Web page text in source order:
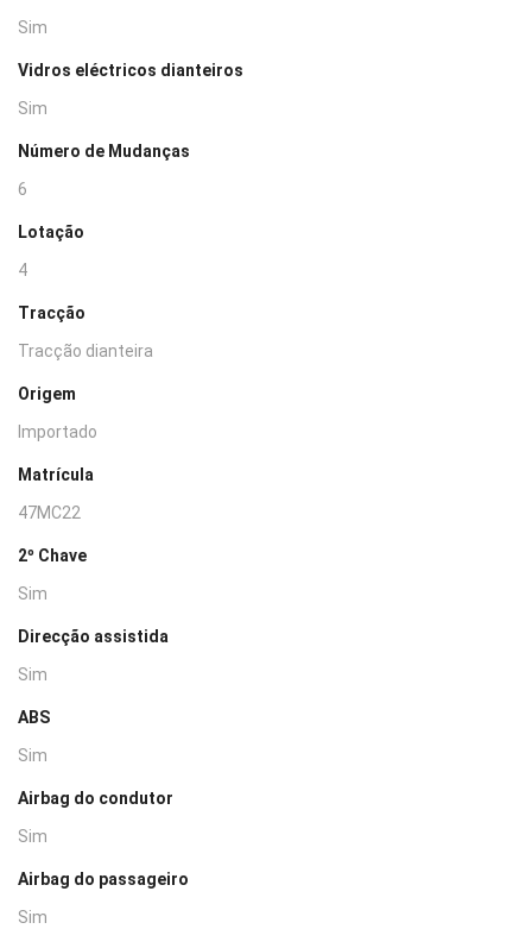
Sim
Vidros eléctricos dianteiros
Sim
Número de Mudanças
6
Lotação
4
Tracção
Tracção dianteira
Origem
Importado
Matrícula
47MC22
2º Chave
Sim
Direcção assistida
Sim
ABS
Sim
Airbag do condutor
Sim
Airbag do passageiro
Sim